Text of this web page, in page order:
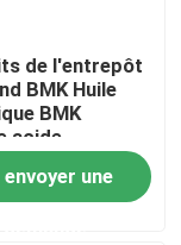
de l'entrepôt
BMK Huile
BMK
acide
Sel de
envoyer une